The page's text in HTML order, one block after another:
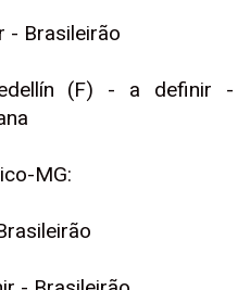
Brasileirão
(F) - a definir -
MG: